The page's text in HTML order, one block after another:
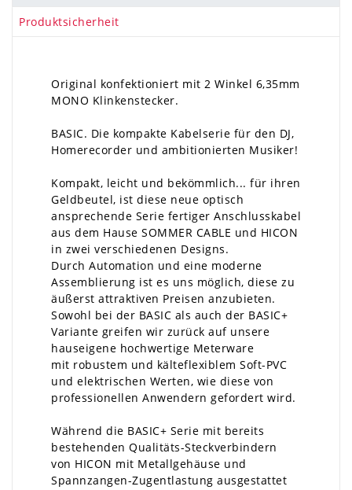
Produktsicherheit
Original konfektioniert mit 2 Winkel 6,35mm
MONO Klinkenstecker.
BASIC. Die kompakte Kabelserie für den DJ,
Homerecorder und ambitionierten Musiker!
Kompakt, leicht und bekömmlich... für ihren
Geldbeutel, ist diese neue optisch
ansprechende Serie fertiger Anschlusskabel
aus dem Hause SOMMER CABLE und HICON
in zwei verschiedenen Designs.
Durch Automation und eine moderne
Assemblierung ist es uns möglich, diese zu
äußerst attraktiven Preisen anzubieten.
Sowohl bei der BASIC als auch der BASIC+
Variante greifen wir zurück auf unsere
hauseigene hochwertige Meterware
mit robustem und kälteflexiblem Soft-PVC
und elektrischen Werten, wie diese von
professionellen Anwendern gefordert wird.
Während die BASIC+ Serie mit bereits
bestehenden Qualitäts-Steckverbindern
von HICON mit Metallgehäuse und
Spannzangen-Zugentlastung ausgestattet